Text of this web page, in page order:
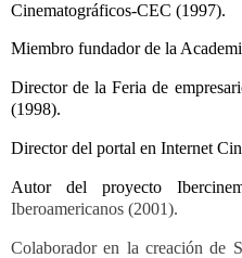
Cinematográficos-CEC (1997).
Miembro fundador de la
Director de la Feria de
(1998).
Director del portal en Internet
Autor del proyecto
Iberoamericanos (2001).
Colaborador en la creación de